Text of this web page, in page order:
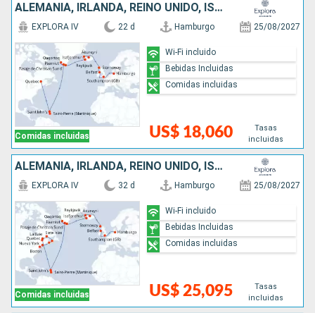
ALEMANIA, IRLANDA, REINO UNIDO, ISLANDIA, GROENLANDIA, ANTIGUA Y BARBUDA, CANADÁ
Comidas incluidas
EXPLORA IV 22 d Hamburgo 25/08/2027
US$ 18,060
Tasas
incluidas
Wi-Fi incluido
Bebidas Incluidas
Comidas incluidas
ALEMANIA, IRLANDA, REINO UNIDO, ISLANDIA, GROENLANDIA, ANTIGUA Y BARBUDA, CANADÁ, ESTADOS UNIDOS
Comidas incluidas
EXPLORA IV 32 d Hamburgo 25/08/2027
US$ 25,095
Tasas
incluidas
Wi-Fi incluido
Bebidas Incluidas
Comidas incluidas